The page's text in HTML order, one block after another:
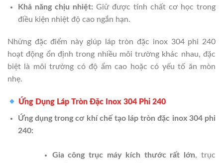
Khả năng chịu nhiệt: Giữ được tính chất cơ học trong
điều kiện nhiệt độ cao ngắn hạn.
Những đặc điểm này giúp láp tròn đặc inox 304 phi 240
hoạt động ổn định trong nhiều môi trường khác nhau, đặc
biệt là môi trường có độ ẩm cao hoặc có yếu tố ăn mòn
nhẹ.
Ứng Dụng Láp Tròn Đặc Inox 304 Phi 240
Ứng dụng trong cơ khí chế tạo láp tròn đặc inox 304 phi
240:
Gia công trục máy kích thước rất lớn, trục